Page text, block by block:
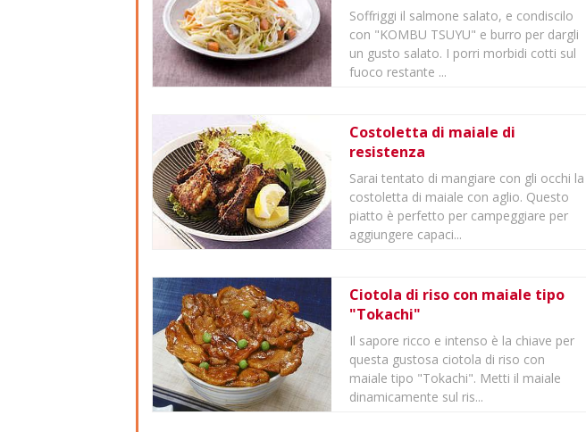
Soffriggi il salmone salato, e condiscilo
con "KOMBU TSUYU" e burro per dargli
un gusto salato. I porri morbidi cotti sul
fuoco restante ...
Costoletta di maiale di
resistenza
Sarai tentato di mangiare con gli occhi la
costoletta di maiale con aglio. Questo
piatto è perfetto per campeggiare per
aggiungere capaci...
Ciotola di riso con maiale tipo
"Tokachi"
Il sapore ricco e intenso è la chiave per
questa gustosa ciotola di riso con
maiale tipo "Tokachi". Metti il maiale
dinamicamente sul ris...